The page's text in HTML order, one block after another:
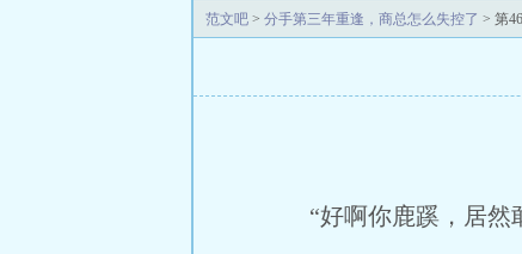
范文吧 > 分手第三年重逢，商总怎么失控了 > 第
“好啊你鹿蹊，居然